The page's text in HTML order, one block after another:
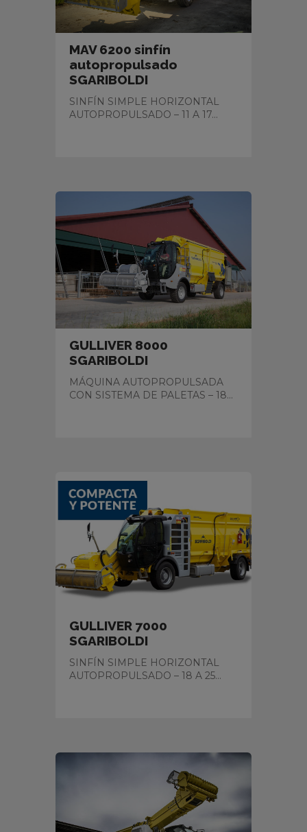
MAV 6200 sinfín
autopropulsado
SGARIBOLDI
SINFÍN SIMPLE HORIZONTAL
AUTOPROPULSADO – 11 A 17...
GULLIVER 8000
SGARIBOLDI
MÁQUINA AUTOPROPULSADA
CON SISTEMA DE PALETAS – 18...
GULLIVER 7000
SGARIBOLDI
SINFÍN SIMPLE HORIZONTAL
AUTOPROPULSADO – 18 A 25...